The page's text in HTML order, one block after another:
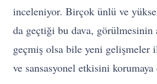
inceleniyor. Birçok ünlü ve
da geçtiği bu dava, görülmesinin
geçmiş olsa bile yeni gelişmeler
ve sansasyonel etkisini